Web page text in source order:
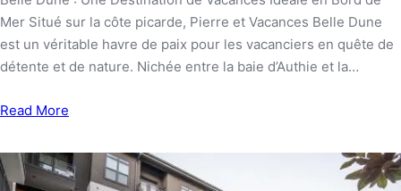
Mer Situé sur la côte picarde, Pierre et Vacances Belle Dune
est un véritable havre de paix pour les vacanciers en quête de
détente et de nature. Nichée entre la baie d’Authie et la…
Read More